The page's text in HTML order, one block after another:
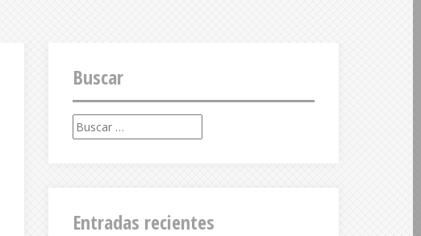
Buscar
Buscar:
Entradas recientes